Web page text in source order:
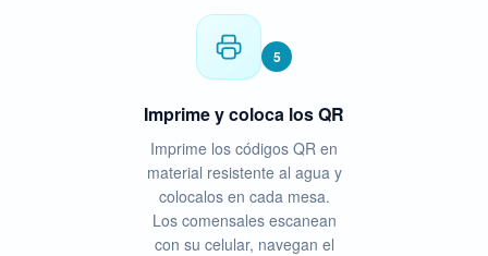
5
Imprime y coloca los QR
Imprime los códigos QR en
material resistente al agua y
colocalos en cada mesa.
Los comensales escanean
con su celular, navegan el